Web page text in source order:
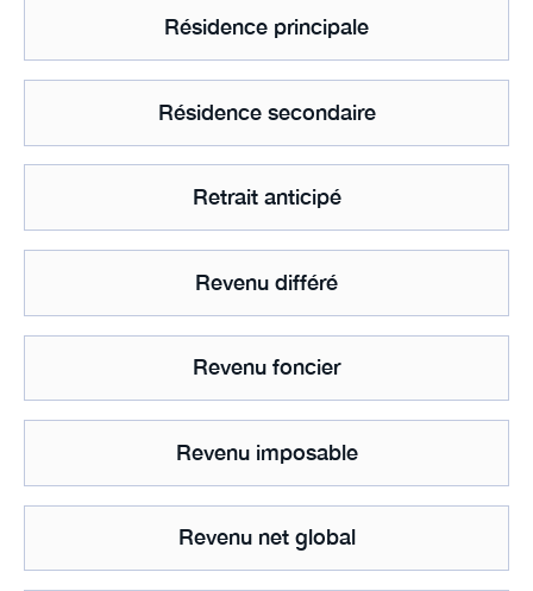
Résidence principale
Résidence secondaire
Retrait anticipé
Revenu différé
Revenu foncier
Revenu imposable
Revenu net global